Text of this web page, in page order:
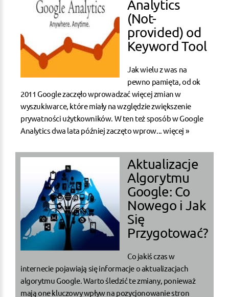
Analytics
(Not-
provided) od
Keyword Tool
Jak wielu z was na
pewno pamięta, od ok
2011 Google zaczęło wprowadzać więcej zmian w
wyszukiwarce, które miały na względzie zwiększenie
prywatności użytkowników. W ten też sposób w Google
Analytics dwa lata później zaczęto wprow...więcej »
Aktualizacje
Algorytmu
Google: Co
Nowego i Jak
Się
Przygotować?
Co jakiś czas w
internecie pojawiają się informacje o aktualizacjach
algorytmu Google. Warto śledzić te zmiany, ponieważ
mają one kluczowy wpływ na pozycjonowanie stron